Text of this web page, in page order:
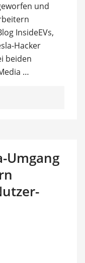
und
InsideEVs,
Hacker
beiden
…
Umgang